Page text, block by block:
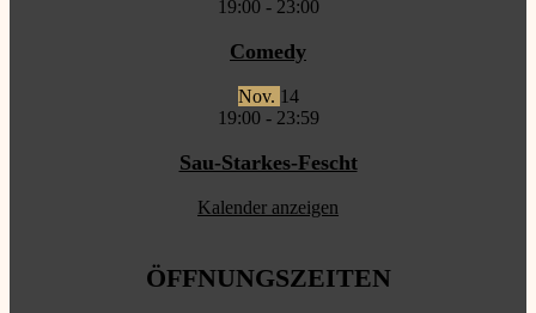
19:00- 23:00
Comedy
Nov. 14
19:00- 23:59
Sau-Starkes-Fescht
Kalender anzeigen
ÖFFNUNGSZEITEN